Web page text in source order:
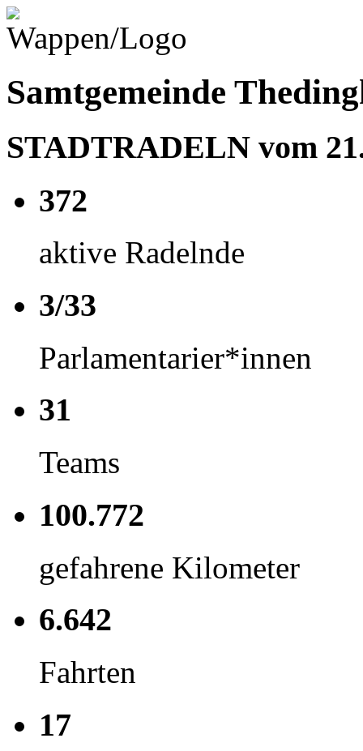
Samtgemeinde
STADTRADELN vom
372
aktive Radelnde
3/33
Parlamentarier*innen
31
Teams
100.772
gefahrene Kilometer
6.642
Fahrten
17